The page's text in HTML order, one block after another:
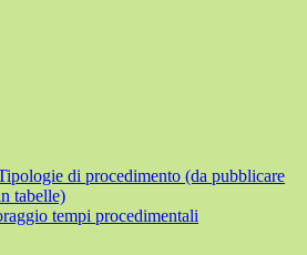
di procedimento (da pubblicare
tabelle)
tempi procedimentali